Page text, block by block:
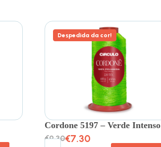
Despedida da cor!
Cordone 5197 – Verde Intenso
€9.30€7.30